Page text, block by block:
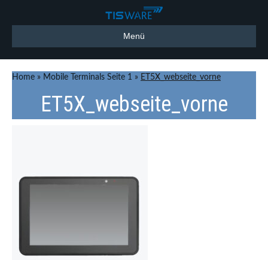
Menü
Home » Mobile Terminals Seite 1 » ET5X_webseite_vorne
ET5X_webseite_vorne